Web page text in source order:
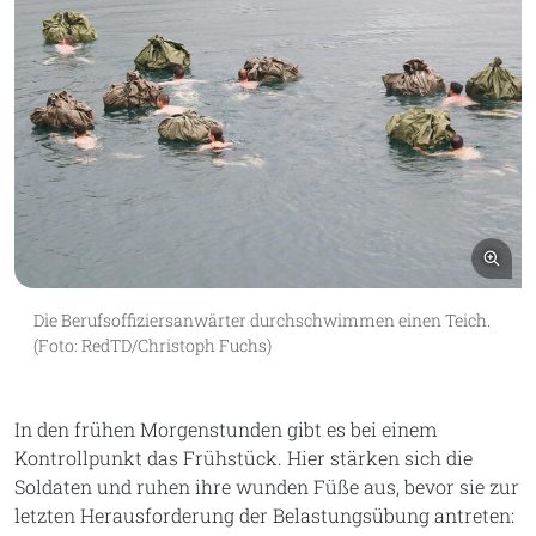
Die Berufsoffiziersanwärter durchschwimmen einen Teich.
(Foto: RedTD/Christoph Fuchs)
In den frühen Morgenstunden gibt es bei einem
Kontrollpunkt das Frühstück. Hier stärken sich die
Soldaten und ruhen ihre wunden Füße aus, bevor sie zur
letzten Herausforderung der Belastungsübung antreten: